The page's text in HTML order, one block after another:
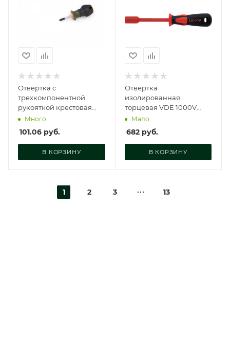
Отвёртка c
трехкомпонентной
рукояткой крестовая
РН1×38 мм, 722012
Много
101.06 руб.
В КОРЗИНУ
Отвертка
изолированная
торцевая VDE 1000V
внутр.шестигранник M8,
125 мм, ASD-9412508
Мало
682руб.
В КОРЗИНУ
1 2 3 13